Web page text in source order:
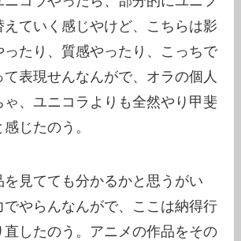
えていく感じやけど、こちらは影
ったり、質感やったり、こっちで
表現せんなんがで、オラの個人
ゃ、ユニコラよりも全然やり甲斐
じたのう。
見てても分かるかと思うがい
でやらんなんがで、ここは納得行
直したのう。アニメの作品をその